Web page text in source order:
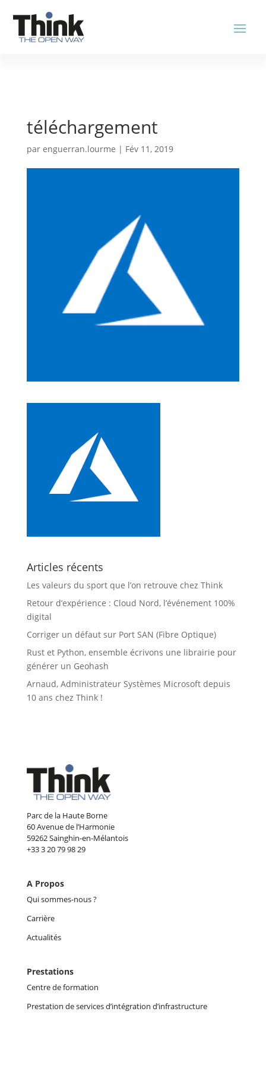
téléchargement
par enguerran.lourme | Fév 11, 2019
Articles récents
Les valeurs du sport que l’on retrouve chez Think
Retour d’expérience : Cloud Nord, l’événement 100%
digital
Corriger un défaut sur Port SAN (Fibre Optique)
Rust et Python, ensemble écrivons une librairie pour
générer un Geohash
Arnaud, Administrateur Systèmes Microsoft depuis
10 ans chez Think !
Parc de la Haute Borne
60 Avenue de l’Harmonie
59262 Sainghin-en-Mélantois
+33 3 20 79 98 29
A Propos
Qui sommes-nous ?
Carrière
Actualités
Prestations
Centre de formation
Prestation de services d’intégration d’infrastructure